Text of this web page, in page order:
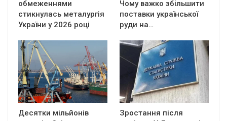
обмеженнями
стикнулась металургія
України у 2026 році
Чому важко збільшити
поставки української
руди на…
Десятки мільйонів
Зростання після